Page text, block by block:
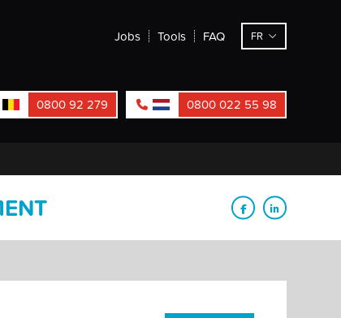
Jobs Tools FAQ FR
0800 92 279 0800 022 55 98